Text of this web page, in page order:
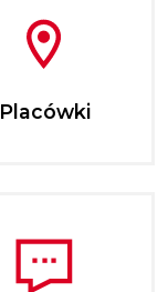
Placówki